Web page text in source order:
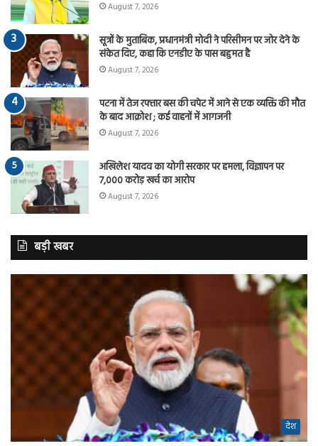
August 7, 2026
सूत्रों के मुताबिक, प्रधानमंत्री मोदी ने परिसीमन पर जोर देने के
संकेत दिए, कहा कि एनडीए के पास बहुमत है
August 7, 2026
पटना में तेज रफ्तार बस की चपेट में आने से एक व्यक्ति की मौत
के बाद आक्रोश ; कई वाहनों में आगजनी
August 7, 2026
अखिलेश यादव का योगी सरकार पर हमला, विज्ञापन पर
7,000 करोड़ खर्च का आरोप
August 7, 2026
बड़ी खबर
देश